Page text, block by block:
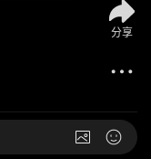
分享